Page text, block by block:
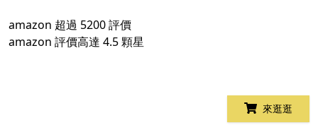
amazon 超過 5200 評價
amazon 評價高達 4.5 顆星
來逛逛